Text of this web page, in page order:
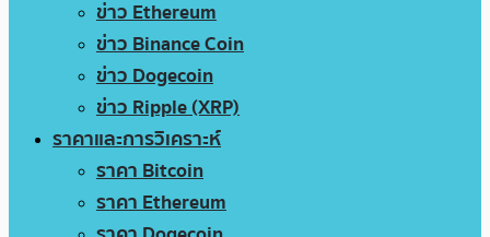
ข่าว Ethereum
ข่าว Binance Coin
ข่าว Dogecoin
ข่าว Ripple (XRP)
ราคาและการวิเคราะห์
ราคา Bitcoin
ราคา Ethereum